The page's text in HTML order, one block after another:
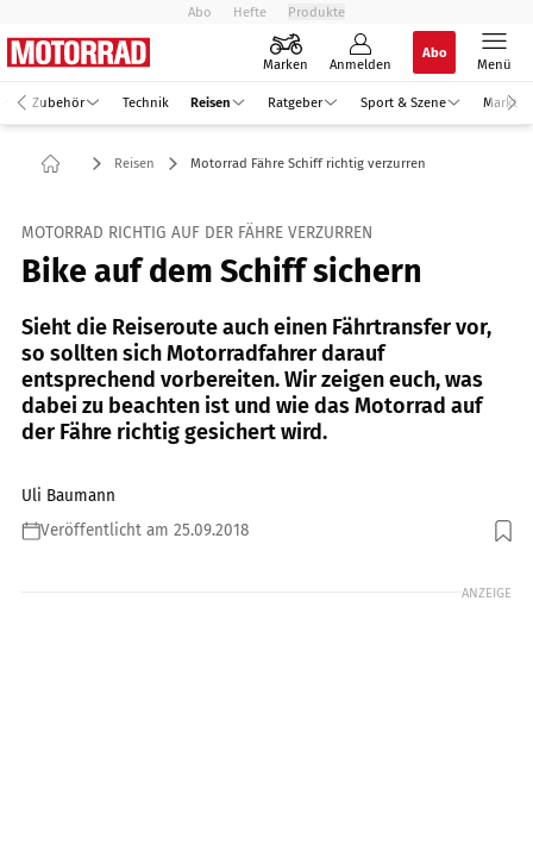
Abo Hefte Produkte
Marken Anmelden
Abo
Menü
Zubehör Technik Reisen Ratgeber Sport & Szene Markt
Reisen Motorrad Fähre Schiff richtig verzurren
MOTORRAD RICHTIG AUF DER FÄHRE VERZURREN
Bike auf dem Schiff sichern
Sieht die Reiseroute auch einen Fährtransfer vor,
so sollten sich Motorradfahrer darauf
entsprechend vorbereiten. Wir zeigen euch, was
dabei zu beachten ist und wie das Motorrad auf
der Fähre richtig gesichert wird.
Uli Baumann
Veröffentlicht am 25.09.2018
Foto: Arturo Rivas
ANZEIGE